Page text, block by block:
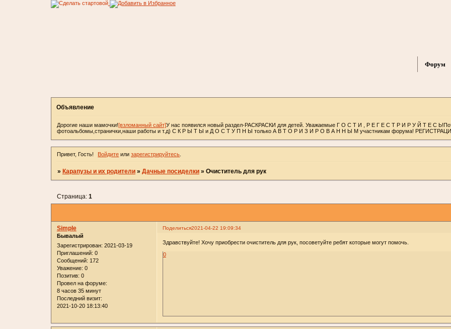
Форум
Объявление
Дорогие наши мамочки![взломанный сайт]У нас появился новый раздел-РАСКРАСКИ для детей. Уважаемые Г О С Т И , Р Е Г Е С Т Р И Р У Й Т Е С
фотоальбомы,странички,наши работы и т.д) С К Р Ы Т Ы и Д О С Т У П Н Ы только А В Т О Р И З И Р О В А Н Н Ы М участникам форума!
Привет, Гость! Войдите илизарегистрируйтесь
» Карапузы и их родители » Дачные посиделки » Очиститель для рук
Страница: 1
Поделиться2021-04-22 19:09:34
Simple
Бывалый
Зарегистрирован: 2021-03-19
Приглашений: 0
Сообщений: 172
Уважение: 0
Позитив: 0
Провел на форуме:
8 часов 35 минут
Последний визит:
2021-10-20 18:13:40
Здравствуйте! Хочу приобрести очиститель для рук, посоветуйте ребят которые могут помочь.
0